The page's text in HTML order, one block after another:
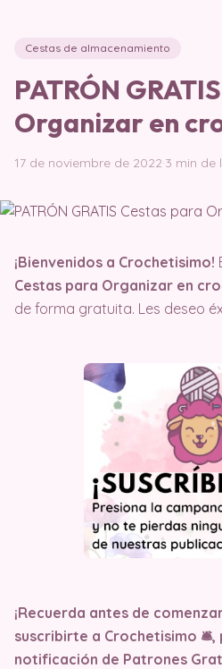
Cestas de almacenamiento
PATRÓN
Organizar en
17 de noviembre de 2022·3 min de
¡Bienvenidos a Crochetisimo!
Cestas para Organizar en
de forma gratuita. Les deseo
¡Recuerda antes de
suscribirte a Crochetisimo 🛎,
notificación de Patrones